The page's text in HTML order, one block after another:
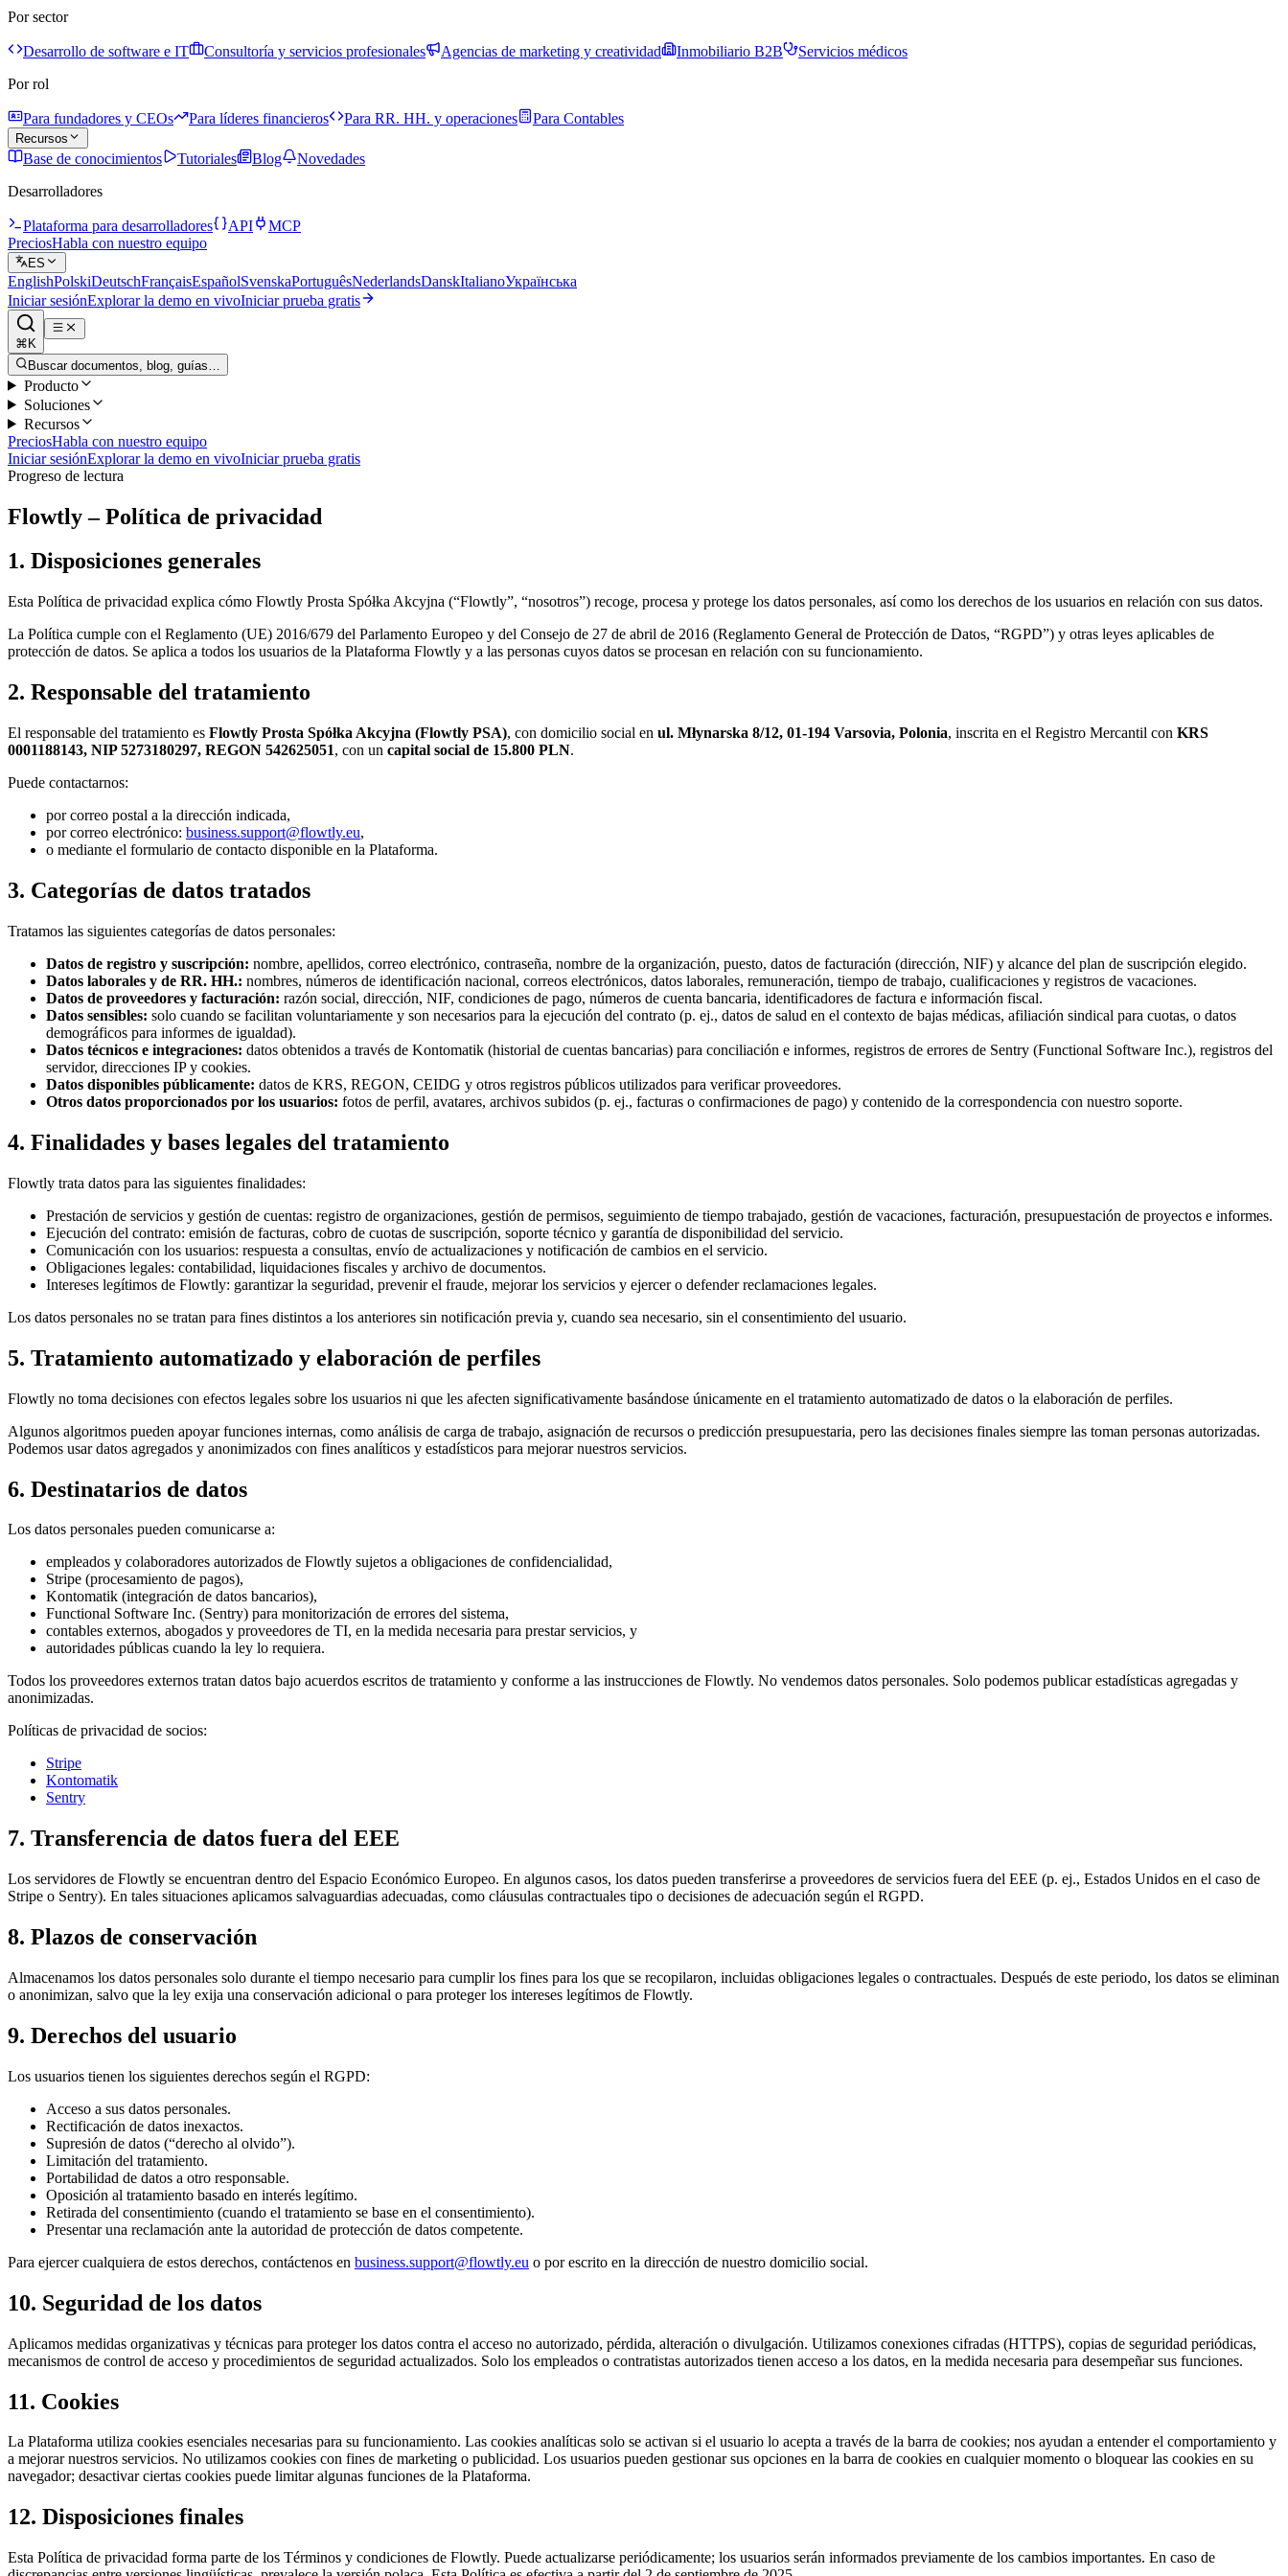
Por sector
Desarrollo de software e IT Consultoría y servicios profesionales Agencias de marketing y creatividad Inmobiliario B2B
Servicios médicos
Por rol
Para fundadores y CEOs Para líderes financieros Para RR. HH. y operaciones Para Contables
Recursos
Base de conocimientos Tutoriales Blog
Novedades
Desarrolladores
Plataforma para desarrolladores API
MCP
PreciosHabla con nuestro equipo
ES
EnglishPolskiDeutschFrançaisEspañolSvenskaPortuguêsNederlandsDanskItalianoУкраїнська
Iniciar sesiónExplorar la demo en vivoIniciar prueba gratis
⌘K
Buscar documentos, blog, guías…
Producto
Soluciones
Recursos
PreciosHabla con nuestro equipo
Iniciar sesiónExplorar la demo en vivoIniciar prueba gratis
Progreso de lectura
Flowtly – Política de privacidad
1. Disposiciones generales
Esta Política de privacidad explica cómo Flowtly Prosta Spółka Akcyjna (“Flowtly”, “nosotros”) recoge, procesa y protege los datos personales, así como los derechos de los usuarios en relación con sus datos.
La Política cumple con el Reglamento (UE) 2016/679 del Parlamento Europeo y del Consejo de 27 de abril de 2016 (Reglamento General de Protección de Datos, “RGPD”) y otras leyes aplicables de
protección de datos. Se aplica a todos los usuarios de la Plataforma Flowtly y a las personas cuyos datos se procesan en relación con su funcionamiento.
2. Responsable del tratamiento
El responsable del tratamiento es Flowtly Prosta Spółka Akcyjna (Flowtly PSA), con domicilio social en ul. Młynarska 8/12, 01-194 Varsovia, Polonia, inscrita en el Registro Mercantil con KRS
0001188143, NIP 5273180297, REGON 542625051, con un capital social de 15.800 PLN.
Puede contactarnos:
por correo postal a la dirección indicada,
por correo electrónico: business.support@flowtly.eu,
o mediante el formulario de contacto disponible en la Plataforma.
3. Categorías de datos tratados
Tratamos las siguientes categorías de datos personales:
Datos de registro y suscripción: nombre, apellidos, correo electrónico, contraseña, nombre de la organización, puesto, datos de facturación (dirección, NIF) y alcance del plan de suscripción elegido.
Datos laborales y de RR. HH.: nombres, números de identificación nacional, correos electrónicos, datos laborales, remuneración, tiempo de trabajo, cualificaciones y registros de vacaciones.
Datos de proveedores y facturación: razón social, dirección, NIF, condiciones de pago, números de cuenta bancaria, identificadores de factura e información fiscal.
Datos sensibles: solo cuando se facilitan voluntariamente y son necesarios para la ejecución del contrato (p. ej., datos de salud en el contexto de bajas médicas, afiliación sindical para cuotas, o datos
demográficos para informes de igualdad).
Datos técnicos e integraciones: datos obtenidos a través de Kontomatik (historial de cuentas bancarias) para conciliación e informes, registros de errores de Sentry (Functional Software Inc.), registros del
servidor, direcciones IP y cookies.
Datos disponibles públicamente: datos de KRS, REGON, CEIDG y otros registros públicos utilizados para verificar proveedores.
Otros datos proporcionados por los usuarios: fotos de perfil, avatares, archivos subidos (p. ej., facturas o confirmaciones de pago) y contenido de la correspondencia con nuestro soporte.
4. Finalidades y bases legales del tratamiento
Flowtly trata datos para las siguientes finalidades:
Prestación de servicios y gestión de cuentas: registro de organizaciones, gestión de permisos, seguimiento de tiempo trabajado, gestión de vacaciones, facturación, presupuestación de proyectos e informes.
Ejecución del contrato: emisión de facturas, cobro de cuotas de suscripción, soporte técnico y garantía de disponibilidad del servicio.
Comunicación con los usuarios: respuesta a consultas, envío de actualizaciones y notificación de cambios en el servicio.
Obligaciones legales: contabilidad, liquidaciones fiscales y archivo de documentos.
Intereses legítimos de Flowtly: garantizar la seguridad, prevenir el fraude, mejorar los servicios y ejercer o defender reclamaciones legales.
Los datos personales no se tratan para fines distintos a los anteriores sin notificación previa y, cuando sea necesario, sin el consentimiento del usuario.
5. Tratamiento automatizado y elaboración de perfiles
Flowtly no toma decisiones con efectos legales sobre los usuarios ni que les afecten significativamente basándose únicamente en el tratamiento automatizado de datos o la elaboración de perfiles.
Algunos algoritmos pueden apoyar funciones internas, como análisis de carga de trabajo, asignación de recursos o predicción presupuestaria, pero las decisiones finales siempre las toman personas autorizadas.
Podemos usar datos agregados y anonimizados con fines analíticos y estadísticos para mejorar nuestros servicios.
6. Destinatarios de datos
Los datos personales pueden comunicarse a:
empleados y colaboradores autorizados de Flowtly sujetos a obligaciones de confidencialidad,
Stripe (procesamiento de pagos),
Kontomatik (integración de datos bancarios),
Functional Software Inc. (Sentry) para monitorización de errores del sistema,
contables externos, abogados y proveedores de TI, en la medida necesaria para prestar servicios, y
autoridades públicas cuando la ley lo requiera.
Todos los proveedores externos tratan datos bajo acuerdos escritos de tratamiento y conforme a las instrucciones de Flowtly. No vendemos datos personales. Solo podemos publicar estadísticas agregadas y
anonimizadas.
Políticas de privacidad de socios:
Stripe
Kontomatik
Sentry
7. Transferencia de datos fuera del EEE
Los servidores de Flowtly se encuentran dentro del Espacio Económico Europeo. En algunos casos, los datos pueden transferirse a proveedores de servicios fuera del EEE (p. ej., Estados Unidos en el caso de
Stripe o Sentry). En tales situaciones aplicamos salvaguardias adecuadas, como cláusulas contractuales tipo o decisiones de adecuación según el RGPD.
8. Plazos de conservación
Almacenamos los datos personales solo durante el tiempo necesario para cumplir los fines para los que se recopilaron, incluidas obligaciones legales o contractuales. Después de este periodo, los datos se eliminan
o anonimizan, salvo que la ley exija una conservación adicional o para proteger los intereses legítimos de Flowtly.
9. Derechos del usuario
Los usuarios tienen los siguientes derechos según el RGPD:
Acceso a sus datos personales.
Rectificación de datos inexactos.
Supresión de datos (“derecho al olvido”).
Limitación del tratamiento.
Portabilidad de datos a otro responsable.
Oposición al tratamiento basado en interés legítimo.
Retirada del consentimiento (cuando el tratamiento se base en el consentimiento).
Presentar una reclamación ante la autoridad de protección de datos competente.
Para ejercer cualquiera de estos derechos, contáctenos en business.support@flowtly.eu o por escrito en la dirección de nuestro domicilio social.
10. Seguridad de los datos
Aplicamos medidas organizativas y técnicas para proteger los datos contra el acceso no autorizado, pérdida, alteración o divulgación. Utilizamos conexiones cifradas (HTTPS), copias de seguridad periódicas,
mecanismos de control de acceso y procedimientos de seguridad actualizados. Solo los empleados o contratistas autorizados tienen acceso a los datos, en la medida necesaria para desempeñar sus funciones.
11. Cookies
La Plataforma utiliza cookies esenciales necesarias para su funcionamiento. Las cookies analíticas solo se activan si el usuario lo acepta a través de la barra de cookies; nos ayudan a entender el comportamiento y
a mejorar nuestros servicios. No utilizamos cookies con fines de marketing o publicidad. Los usuarios pueden gestionar sus opciones en la barra de cookies en cualquier momento o bloquear las cookies en su
navegador; desactivar ciertas cookies puede limitar algunas funciones de la Plataforma.
12. Disposiciones finales
Esta Política de privacidad forma parte de los Términos y condiciones de Flowtly. Puede actualizarse periódicamente; los usuarios serán informados previamente de los cambios importantes. En caso de